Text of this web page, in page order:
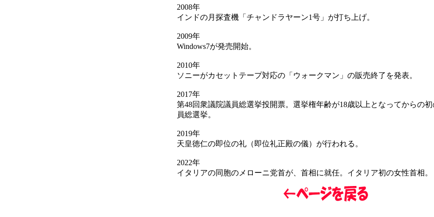
2008年
インドの月探査機「チャンドラヤーン1号」が打ち上げ。
2009年
Windows7が発売開始。
2010年
ソニーがカセットテープ対応の「ウォークマン」の販売終了を発表。
2017年
第48回衆議院議員総選挙投開票。選挙権年齢が18歳以上となってからの
員総選挙。
2019年
天皇徳仁の即位の礼（即位礼正殿の儀）が行われる。
2022年
イタリアの同胞のメローニ党首が、首相に就任。イタリア初の女性首相。